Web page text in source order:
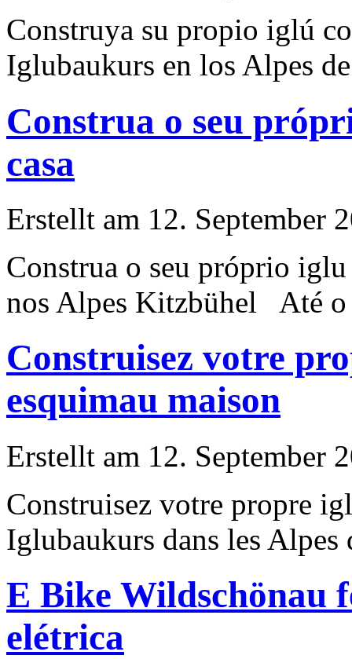
Construya su propio iglú
Iglubaukurs en los Alpes
Construa o seu
casa
Erstellt am 12. September
Construa o seu próprio
nos Alpes Kitzbühel Até
Construisez votre
esquimau maison
Erstellt am 12. September
Construisez votre propre
Iglubaukurs dans les
E Bike Wildschönau
elétrica